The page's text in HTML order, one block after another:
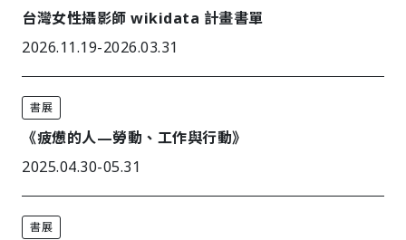
台灣女性攝影師 wikidata 計畫書單
2026.11.19-2026.03.31
書展
《疲憊的人—勞動、工作與行動》
2025.04.30-05.31
書展